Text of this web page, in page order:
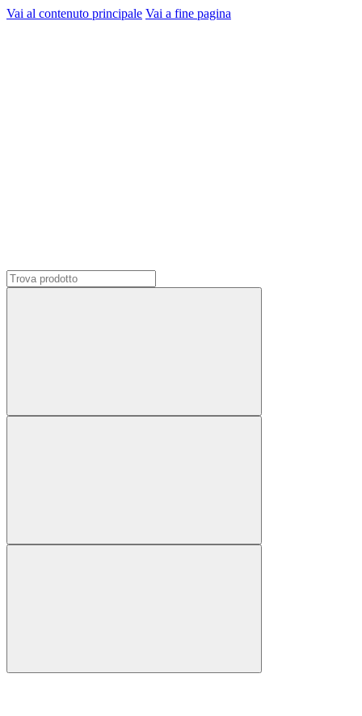
Vai al contenuto principale Vai a fine pagina